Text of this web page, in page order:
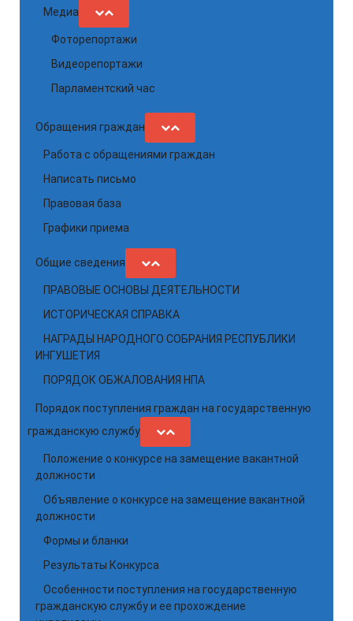
Медиа
Фоторепортажи
Видеорепортажи
Парламентский час
Обращения граждан
Работа с обращениями граждан
Написать письмо
Правовая база
Графики приема
Общие сведения
ПРАВОВЫЕ ОСНОВЫ ДЕЯТЕЛЬНОСТИ
ИСТОРИЧЕСКАЯ СПРАВКА
НАГРАДЫ НАРОДНОГО СОБРАНИЯ РЕСПУБЛИКИ
ИНГУШЕТИЯ
ПОРЯДОК ОБЖАЛОВАНИЯ НПА
Порядок поступления граждан на государственную
гражданскую службу
Положение о конкурсе на замещение вакантной
должности
Объявление о конкурсе на замещение вакантной
должности
Формы и бланки
Результаты Конкурса
Особенности поступления на государственную
гражданскую службу и ее прохождение